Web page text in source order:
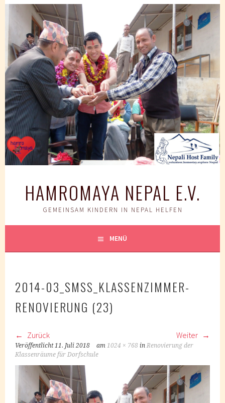
Springe
HAMROMAYA NEPAL E.V.
GEMEINSAM KINDERN IN NEPAL HELFEN
MENÜ
2014-03_SMSS_KLASSENZIMMER-
RENOVIERUNG (23)
Zurück Weiter
Veröffentlicht11. Juli 2018 am1024 × 768 inRenovierung der
Klassenräume für Dorfschule